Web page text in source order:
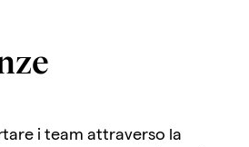
i team attraverso la